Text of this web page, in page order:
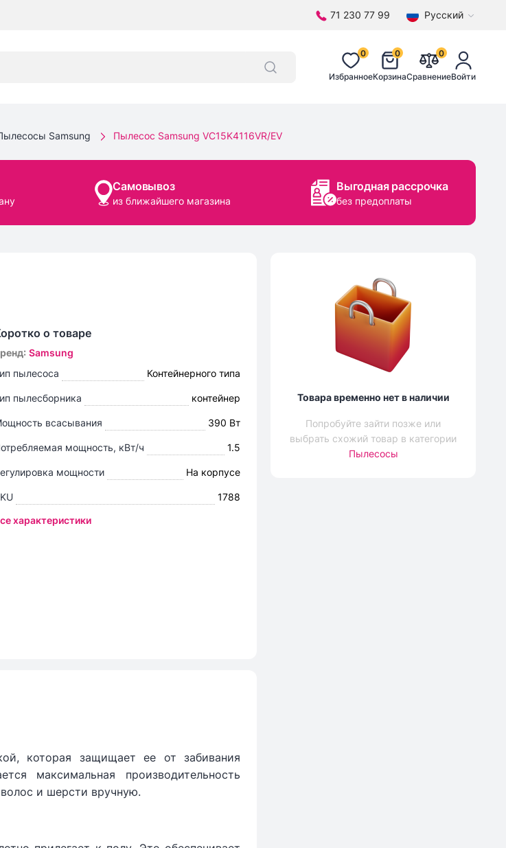
71 230 77 99 Русский
0
Избранное
0
Корзина
0
СравнениеВойти
Samsung Пылесос Samsung VC15K4116VR/EV
Самовывоз
из ближайшего магазина
Выгодная рассрочка
без предоплаты
о товаре
: Samsung
пылесоса
Контейнерного типа
пылесборника контейнер
всасывания 390 Вт
мощность, кВт/ч 1.5
мощности На корпусе
1788
характеристики
Товара временно нет в наличии
Попробуйте зайти позже или
выбрать схожий товар в категории
Пылесосы
которая защищает ее от забивания
максимальная производительность
и шерсти вручную.